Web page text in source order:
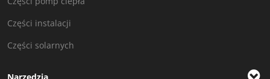
Części instalacji
Części solarnych